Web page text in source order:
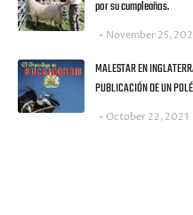
por su cumpleaños.
November 25,
MALESTAR EN
PUBLICACIÓN DE UN
October 22, 2021